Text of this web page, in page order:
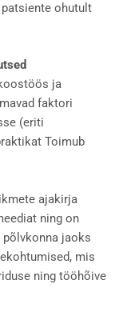
ohutult
ja
faktori
(eriti
Toimub
ajakirja
ning on
jaoks
mis
ning tööhõive